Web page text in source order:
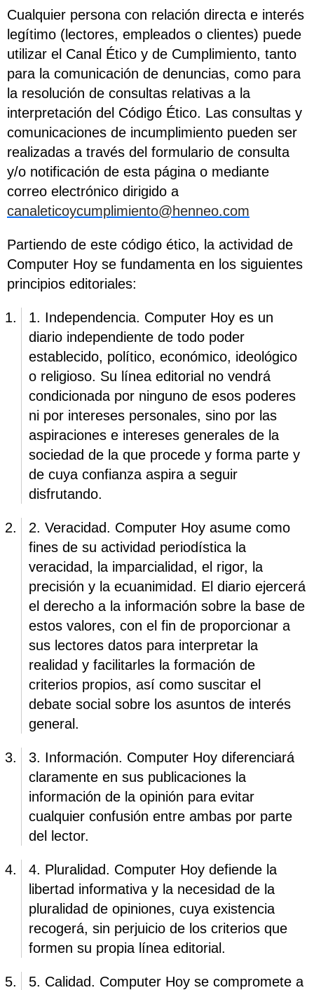
Cualquier persona con relación directa e interés
legítimo (lectores, empleados o clientes) puede
utilizar el Canal Ético y de Cumplimiento, tanto
para la comunicación de denuncias, como para
la resolución de consultas relativas a la
interpretación del Código Ético. Las consultas y
comunicaciones de incumplimiento pueden ser
realizadas a través del formulario de consulta
y/o notificación de esta página o mediante
correo electrónico dirigido a
canaleticoycumplimiento@henneo.com
Partiendo de este código ético, la actividad de
Computer Hoy se fundamenta en los siguientes
principios editoriales:
1. Independencia. Computer Hoy es un
diario independiente de todo poder
establecido, político, económico, ideológico
o religioso. Su línea editorial no vendrá
condicionada por ninguno de esos poderes
ni por intereses personales, sino por las
aspiraciones e intereses generales de la
sociedad de la que procede y forma parte y
de cuya confianza aspira a seguir
disfrutando.
2. Veracidad. Computer Hoy asume como
fines de su actividad periodística la
veracidad, la imparcialidad, el rigor, la
precisión y la ecuanimidad. El diario ejercerá
el derecho a la información sobre la base de
estos valores, con el fin de proporcionar a
sus lectores datos para interpretar la
realidad y facilitarles la formación de
criterios propios, así como suscitar el
debate social sobre los asuntos de interés
general.
3. Información. Computer Hoy diferenciará
claramente en sus publicaciones la
información de la opinión para evitar
cualquier confusión entre ambas por parte
del lector.
4. Pluralidad. Computer Hoy defiende la
libertad informativa y la necesidad de la
pluralidad de opiniones, cuya existencia
recogerá, sin perjuicio de los criterios que
formen su propia línea editorial.
5. Calidad. Computer Hoy se compromete a